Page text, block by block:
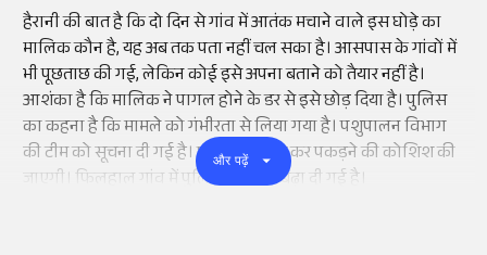
हैरानी की बात है कि दो दिन से गांव में आतंक मचाने वाले इस घोड़े का
मालिक कौन है, यह अब तक पता नहीं चल सका है। आसपास के गांवों में
भी पूछताछ की गई, लेकिन कोई इसे अपना बताने को तैयार नहीं है।
आशंका है कि मालिक ने पागल होने के डर से इसे छोड़ दिया है। पुलिस
का कहना है कि मामले को गंभीरता से लिया गया है। पशुपालन विभाग
की टीम को सूचना दी गई है। घोड़े को बेहोश कर पकड़ने की कोशिश की
जाएगी। फिलहाल गांव में पुलिस की गश्त बढ़ा दी गई है।
और पढ़ें